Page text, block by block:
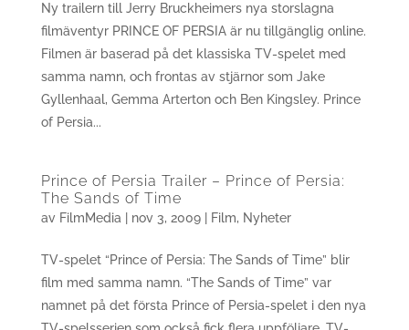
Ny trailern till Jerry Bruckheimers nya storslagna
filmäventyr PRINCE OF PERSIA är nu tillgänglig online.
Filmen är baserad på det klassiska TV-spelet med
samma namn, och frontas av stjärnor som Jake
Gyllenhaal, Gemma Arterton och Ben Kingsley. Prince
of Persia...
Prince of Persia Trailer – Prince of Persia:
The Sands of Time
av FilmMedia nov 3, 2009| Film, Nyheter
TV-spelet “Prince of Persia: The Sands of Time” blir
film med samma namn. “The Sands of Time” var
namnet på det första Prince of Persia-spelet i den nya